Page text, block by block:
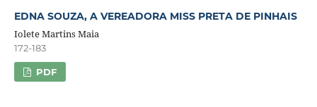
EDNA SOUZA, A VEREADORA MISS PRETA DE PINHAIS
Iolete Martins Maia
172-183
PDF